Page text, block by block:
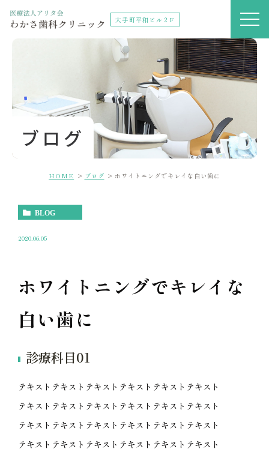
大手町平和ビル２F
ブログ
HOME ブログ ホワイトニングでキレイな白い歯に
BLOG
2020.06.05
ホワイトニングでキレイな
白い歯に
診療科目01
テキストテキストテキストテキストテキストテキスト
テキストテキストテキストテキストテキストテキスト
テキストテキストテキストテキストテキストテキスト
テキストテキストテキストテキストテキストテキスト